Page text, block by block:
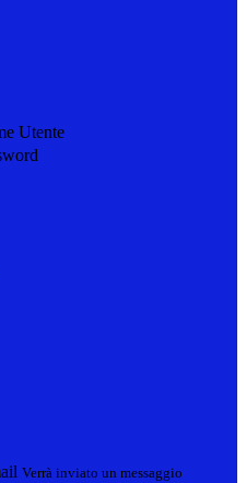
Utente
Verrà inviato un messaggio